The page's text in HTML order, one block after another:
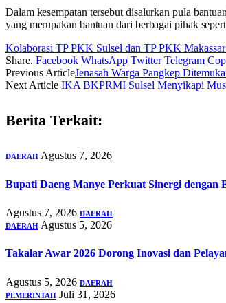
Dalam kesempatan tersebut disalurkan pula
yang merupakan bantuan dari berbagai pihak
Kolaborasi TP PKK Sulsel dan TP PKK
Share. Facebook WhatsApp Twitter Telegram
Previous ArticleJenasah Warga Pangkep
Next Article IKA BKPRMI Sulsel Menyikapi
Berita Terkait:
DAERAH Agustus 7, 2026
Bupati Daeng Manye Perkuat Sinergi
Agustus 7, 2026 DAERAH
DAERAH Agustus 5, 2026
Takalar Awar 2026 Dorong Inovasi dan
Agustus 5, 2026 DAERAH
PEMERINTAH Juli 31, 2026